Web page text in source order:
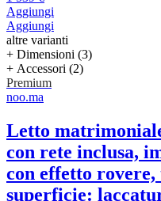
Aggiungi
Aggiungi
altre varianti
+ Dimensioni (3)
+ Accessori (2)
Premium
noo.ma
Letto
con rete inclusa,
con effetto
superficie: